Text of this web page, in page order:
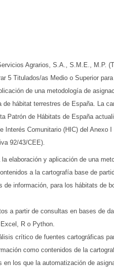
Agrarios, S.A., S.M.E., M.P.
5 Titulados/as Medio o Superior
de una metodología de
de hábitat terrestres de España. La
Patrón de Hábitats de España
Interés Comunitario (HIC) del Anexo
92/43/CEE).
la elaboración y aplicación de una
a la cartografía base de
de información, para los hábitats de
a partir de consultas en bases de
R o Python.
crítico de fuentes cartográficas
como contenidos de la
en los que la automatización de